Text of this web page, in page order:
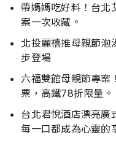
帶媽媽吃好料！台北
案一次收藏。
北投麗禧推母親節泡
步登場
六福雙館母親節專案
票，高鐵78折限量。
台北君悅酒店漂亮廣
每一口都成為心靈的